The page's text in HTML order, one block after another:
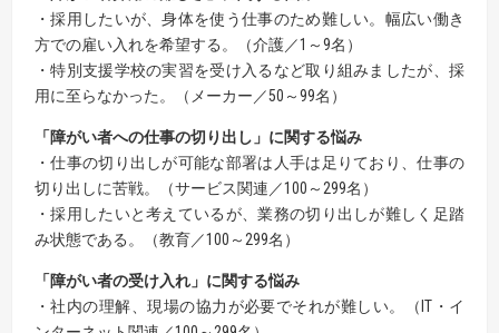
・採用したいが、身体を使う仕事のため難しい。幅広い働き
方での雇い入れを希望する。（介護／1～9名）
・特別支援学校の実習を受け入るなど取り組みましたが、採
用に至らなかった。（メーカー／50～99名）
「障がい者への仕事の切り出し」に関する悩み
・仕事の切り出しが可能な部署は人手は足りており、仕事の
切り出しに苦戦。（サービス関連／100～299名）
・採用したいと考えているが、業務の切り出しが難しく足踏
み状態である。（教育／100～299名）
「障がい者の受け入れ」に関する悩み
・社内の理解、現場の協力が必要でそれが難しい。（IT・イ